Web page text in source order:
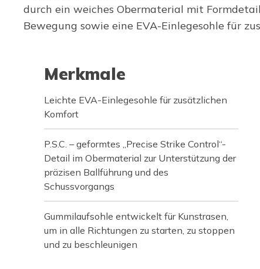
durch ein weiches Obermaterial mit
Bewegung sowie eine EVA-Einlegesohle für
Merkmale
Leichte EVA-Einlegesohle für zusätzlichen
Komfort
P.S.C. – geformtes „Precise Strike Control“-
Detail im Obermaterial zur Unterstützung der
präzisen Ballführung und des
Schussvorgangs
Gummilaufsohle entwickelt für Kunstrasen,
um in alle Richtungen zu starten, zu stoppen
und zu beschleunigen